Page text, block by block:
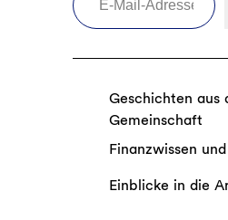
Geschichten aus
Gemeinschaft
Finanzwissen
Einblicke in die